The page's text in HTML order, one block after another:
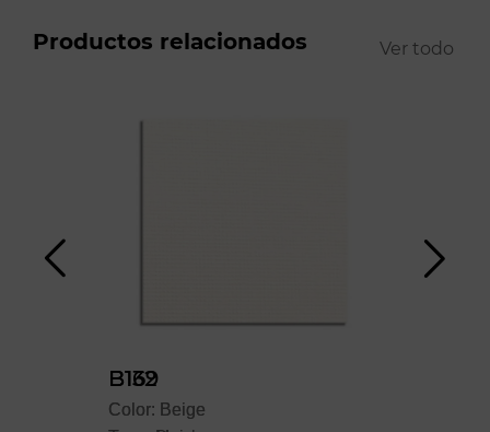
Productos relacionados Ver todo
B132
Color: Beige
B169
Color: Beige